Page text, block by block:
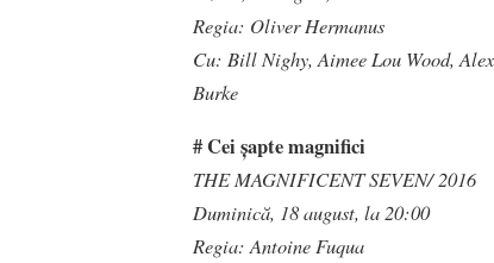
Regia: Oliver Hermanus
Cu: Bill Nighy, Aimee Lou Wood,
Burke
# Cei șapte magnifici
THE MAGNIFICENT SEVEN/ 2016
Duminică, 18 august, la 20:00
Regia: Antoine Fuqua